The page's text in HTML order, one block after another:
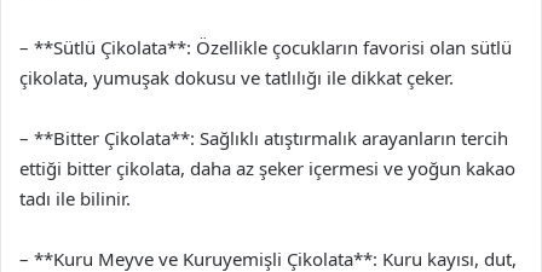
– **Sütlü Çikolata**: Özellikle çocukların favorisi olan sütlü
çikolata, yumuşak dokusu ve tatlılığı ile dikkat çeker.
– **Bitter Çikolata**: Sağlıklı atıştırmalık arayanların tercih
ettiği bitter çikolata, daha az şeker içermesi ve yoğun kakao
tadı ile bilinir.
– **Kuru Meyve ve Kuruyemişli Çikolata**: Kuru kayısı, dut,